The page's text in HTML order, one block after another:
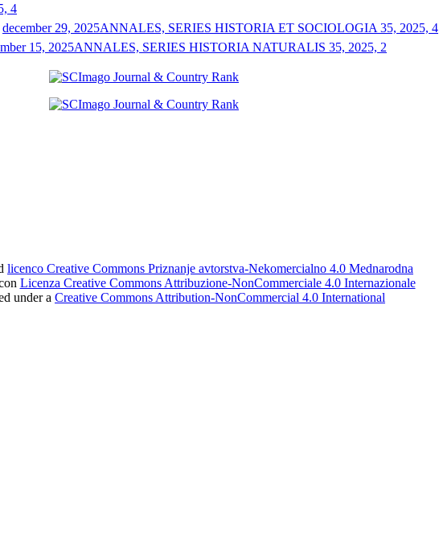
4
december 29, 2025ANNALES, SERIES HISTORIA ET SOCIOLOGIA 35, 2025, 4
15, 2025ANNALES, SERIES HISTORIA NATURALIS 35, 2025, 2
licenco Creative Commons Priznanje avtorstva-Nekomercialno 4.0 Mednarodna
Licenza Creative Commons Attribuzione-NonCommerciale 4.0 Internazionale
under a Creative Commons Attribution-NonCommercial 4.0 International